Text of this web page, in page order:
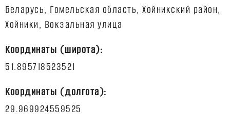
Беларусь, Гомельская область, Хойникский район,
Координаты (широта):
Координаты (долгота):